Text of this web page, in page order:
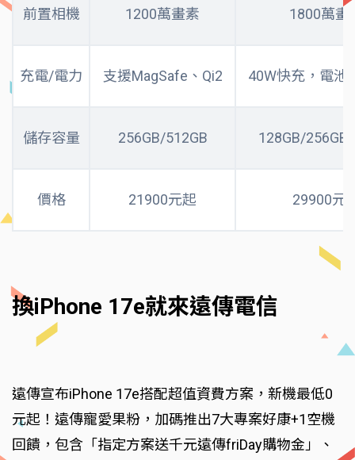
前置相機 1200萬畫素 1800萬畫
充電/電力 支援MagSafe、Qi2 40W快充，電池
儲存容量 256GB/512GB 128GB/
價格 21900元起 29900元
換iPhone 17e就來遠傳電信
遠傳宣布iPhone 17e搭配超值資費方案，新機最低0
元起！遠傳寵愛果粉，加碼推出7大專案好康+1空機
回饋，包含「指定方案送千元遠傳friDay購物金」、